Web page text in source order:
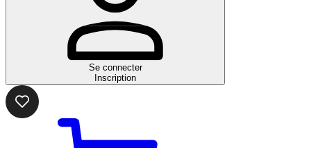
Se connecter
Inscription